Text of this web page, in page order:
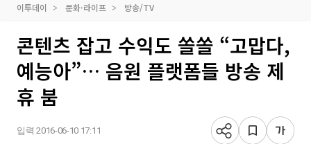
이투데이 문화·라이프 방송/TV
콘텐츠 잡고 수익도 쏠쏠 “고맙다,
예능아”… 음원 플랫폼들 방송 제
휴 붐
입력 2016-06-10 17:11